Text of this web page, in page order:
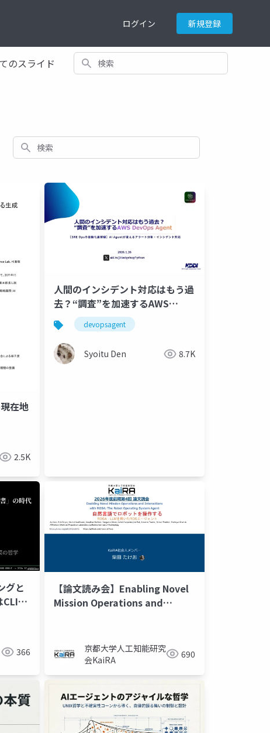
ログイン 新規登録
のスライド 検索
検索
在地
2.5K
人間のインシデント対応はもう過
去？“調査”を加速するAWS
DevOps Agent
devopsagent
Syoitu Den 8.7K
グと
神
366
【論文読み会】Enabling Novel
Mission Operations and
京都大学人工知能研究
会KaiRA
690